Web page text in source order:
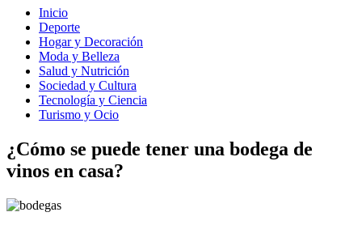
Inicio
Deporte
Hogar y Decoración
Moda y Belleza
Salud y Nutrición
Sociedad y Cultura
Tecnología y Ciencia
Turismo y Ocio
¿Cómo se puede tener una bodega de
vinos en casa?